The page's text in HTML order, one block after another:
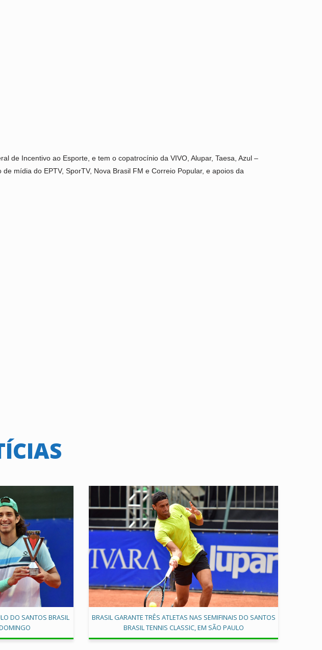
de Incentivo ao Esporte, e tem o copatrocínio da VIVO, Alupar, Taesa, Azul –
mídia do EPTV, SporTV, Nova Brasil FM e Correio Popular, e apoios da
DO SANTOS BRASIL
BRASIL GARANTE TRÊS ATLETAS NAS SEMIFINAIS DO SANTOS
BRASIL TENNIS CLASSIC, EM SÃO PAULO